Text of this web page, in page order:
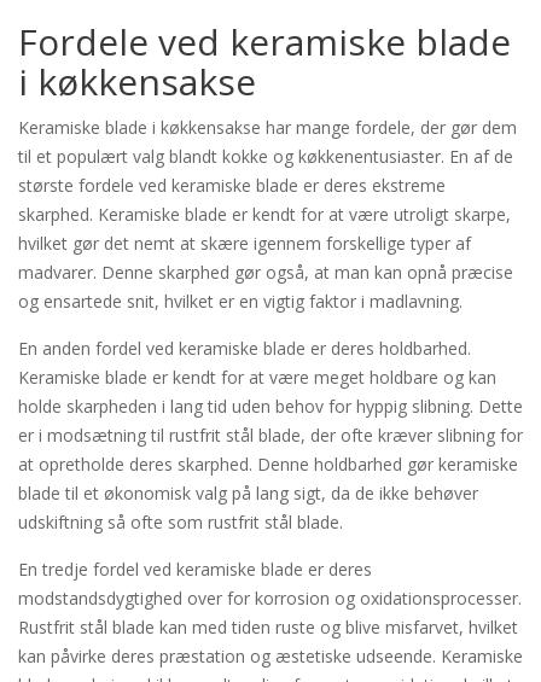
Fordele ved keramiske blade
i køkkensakse
Keramiske blade i køkkensakse har mange fordele, der gør dem
til et populært valg blandt kokke og køkkenentusiaster. En af de
største fordele ved keramiske blade er deres ekstreme
skarphed. Keramiske blade er kendt for at være utroligt skarpe,
hvilket gør det nemt at skære igennem forskellige typer af
madvarer. Denne skarphed gør også, at man kan opnå præcise
og ensartede snit, hvilket er en vigtig faktor i madlavning.
En anden fordel ved keramiske blade er deres holdbarhed.
Keramiske blade er kendt for at være meget holdbare og kan
holde skarpheden i lang tid uden behov for hyppig slibning. Dette
er i modsætning til rustfrit stål blade, der ofte kræver slibning for
at opretholde deres skarphed. Denne holdbarhed gør keramiske
blade til et økonomisk valg på lang sigt, da de ikke behøver
udskiftning så ofte som rustfrit stål blade.
En tredje fordel ved keramiske blade er deres
modstandsdygtighed over for korrosion og oxidationsprocesser.
Rustfrit stål blade kan med tiden ruste og blive misfarvet, hvilket
kan påvirke deres præstation og æstetiske udseende. Keramiske